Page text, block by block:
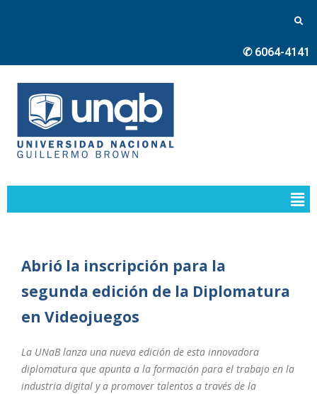
✆ 6064-4141
Abrió la inscripción para la
segunda edición de la Diplomatura
en Videojuegos
La UNaB lanza una nueva edición de esta innovadora
diplomatura que apunta a la formación para el trabajo en la
industria digital y a promover talentos a través de la